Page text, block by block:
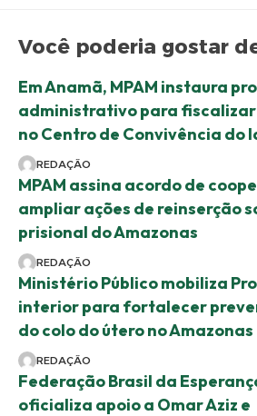
Você poderia gostar
Em Anamã, MPAM instaura
administrativo para
no Centro de Convivência do
REDAÇÃO
MPAM assina acordo de
ampliar ações de reinserção
prisional do Amazonas
REDAÇÃO
Ministério Público mobiliza
interior para fortalecer
do colo do útero no Amazonas
REDAÇÃO
Federação Brasil da
oficializa apoio a Omar Aziz e